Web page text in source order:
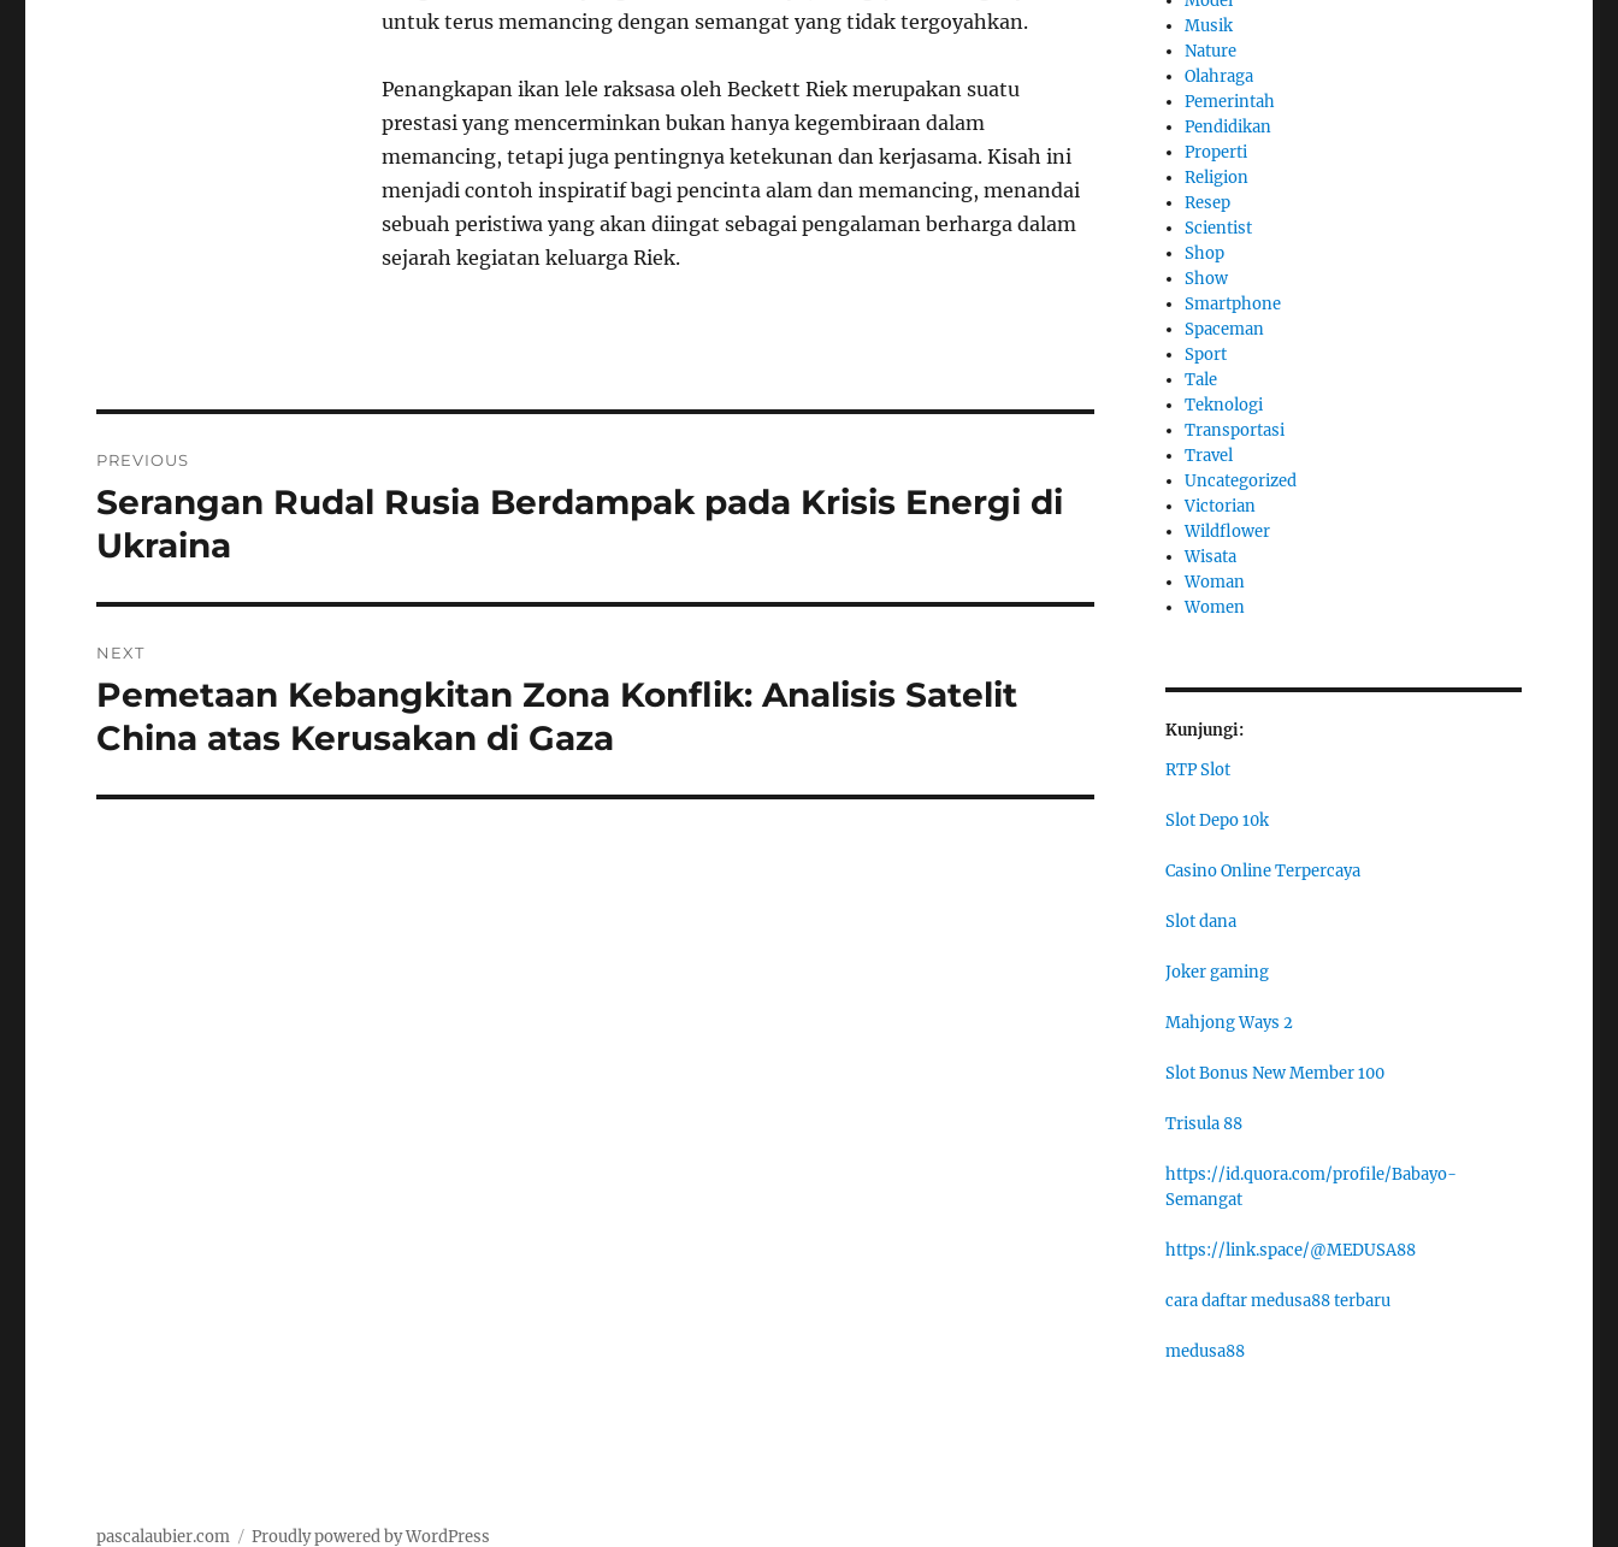
untuk terus memancing dengan semangat yang tidak tergoyahkan.
Penangkapan ikan lele raksasa oleh Beckett Riek merupakan suatu
prestasi yang mencerminkan bukan hanya kegembiraan dalam
memancing, tetapi juga pentingnya ketekunan dan kerjasama. Kisah ini
menjadi contoh inspiratif bagi pencinta alam dan memancing, menandai
sebuah peristiwa yang akan diingat sebagai pengalaman berharga dalam
sejarah kegiatan keluarga Riek.
pos
PREVIOUS
Previous
post:
Serangan Rudal Rusia Berdampak pada Krisis Energi di
Ukraina
NEXT
Next
post:
Pemetaan Kebangkitan Zona Konflik: Analisis Satelit
China atas Kerusakan di Gaza
Musik
Nature
Olahraga
Pemerintah
Pendidikan
Properti
Religion
Resep
Scientist
Shop
Show
Smartphone
Spaceman
Sport
Tale
Teknologi
Transportasi
Travel
Uncategorized
Victorian
Wildflower
Wisata
Woman
Women
Kunjungi:
RTP Slot
Slot Depo 10k
Casino Online Terpercaya
Slot dana
Joker gaming
Mahjong Ways 2
Slot Bonus New Member 100
Trisula 88
https://id.quora.com/profile/Babayo-
Semangat
https://link.space/@MEDUSA88
cara daftar medusa88 terbaru
medusa88
pascalaubier.com Proudly powered by WordPress